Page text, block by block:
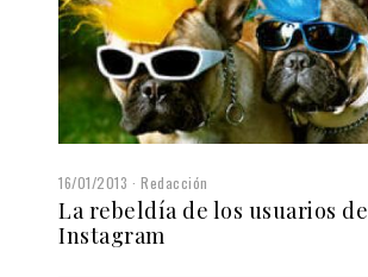
16/01/2013 Redacción
La rebeldía de los usuarios de
Instagram